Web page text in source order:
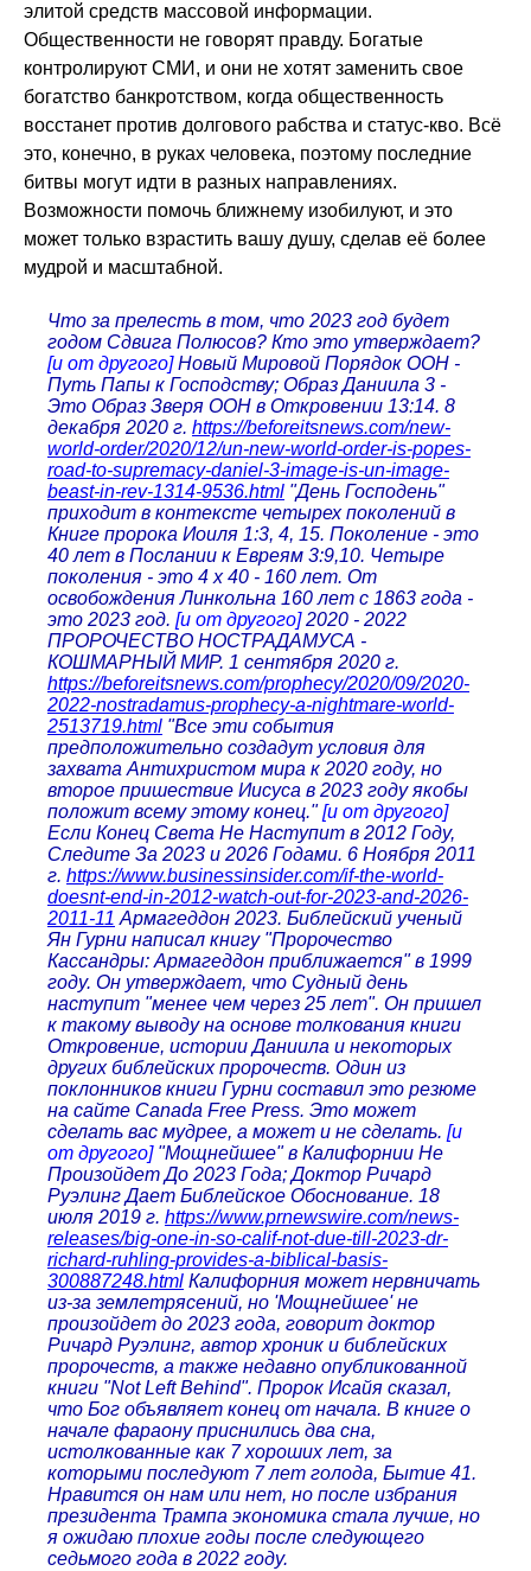
элитой средств массовой информации.
Общественности не говорят правду. Богатые
контролируют СМИ, и они не хотят заменить свое
богатство банкротством, когда общественность
восстанет против долгового рабства и статус-кво. Всё
это, конечно, в руках человека, поэтому последние
битвы могут идти в разных направлениях.
Возможности помочь ближнему изобилуют, и это
может только взрастить вашу душу, сделав её более
мудрой и масштабной.
Что за прелесть в том, что 2023 год будет
годом Сдвига Полюсов? Кто это утверждает?
[и от другого] Новый Мировой Порядок ООН -
Путь Папы к Господству; Образ Даниила 3 -
Это Образ Зверя ООН в Откровении 13:14. 8
декабря 2020 г. https://beforeitsnews.com/new-
world-order/2020/12/un-new-world-order-is-popes-
road-to-supremacy-daniel-3-image-is-un-image-
beast-in-rev-1314-9536.html "День Господень"
приходит в контексте четырех поколений в
Книге пророка Иоиля 1:3, 4, 15. Поколение - это
40 лет в Послании к Евреям 3:9,10. Четыре
поколения - это 4 x 40 - 160 лет. От
освобождения Линкольна 160 лет с 1863 года -
это 2023 год. [и от другого] 2020 - 2022
ПРОРОЧЕСТВО НОСТРАДАМУСА -
КОШМАРНЫЙ МИР. 1 сентября 2020 г.
https://beforeitsnews.com/prophecy/2020/09/2020-
2022-nostradamus-prophecy-a-nightmare-world-
2513719.html "Все эти события
предположительно создадут условия для
захвата Антихристом мира к 2020 году, но
второе пришествие Иисуса в 2023 году якобы
положит всему этому конец." [и от другого]
Если Конец Света Не Наступит в 2012 Году,
Следите За 2023 и 2026 Годами. 6 Ноября 2011
г. https://www.businessinsider.com/if-the-world-
doesnt-end-in-2012-watch-out-for-2023-and-2026-
2011-11 Армагеддон 2023. Библейский ученый
Ян Гурни написал книгу "Пророчество
Кассандры: Армагеддон приближается" в 1999
году. Он утверждает, что Судный день
наступит "менее чем через 25 лет". Он пришел
к такому выводу на основе толкования книги
Откровение, истории Даниила и некоторых
других библейских пророчеств. Один из
поклонников книги Гурни составил это резюме
на сайте Canada Free Press. Это может
сделать вас мудрее, а может и не сделать. [и
от другого] "Мощнейшее" в Калифорнии Не
Произойдет До 2023 Года; Доктор Ричард
Руэлинг Дает Библейское Обоснование. 18
июля 2019 г. https://www.prnewswire.com/news-
releases/big-one-in-so-calif-not-due-till-2023-dr-
richard-ruhling-provides-a-biblical-basis-
300887248.html Калифорния может нервничать
из-за землетрясений, но 'Мощнейшее' не
произойдет до 2023 года, говорит доктор
Ричард Руэлинг, автор хроник и библейских
пророчеств, а также недавно опубликованной
книги "Not Left Behind". Пророк Исайя сказал,
что Бог объявляет конец от начала. В книге о
начале фараону приснились два сна,
истолкованные как 7 хороших лет, за
которыми последуют 7 лет голода, Бытие 41.
Нравится он нам или нет, но после избрания
президента Трампа экономика стала лучше, но
я ожидаю плохие годы после следующего
седьмого года в 2022 году.